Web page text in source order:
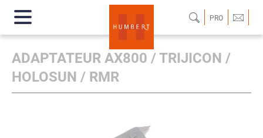
PRO
ADAPTATEUR AX800 / TRIJICON /
HOLOSUN / RMR